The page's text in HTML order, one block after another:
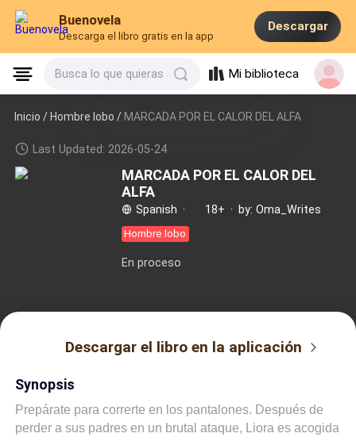
Buenovela
Descarga el libro gratis en la app
Descargar
Busca lo que quieras Mi biblioteca
Inicio /Hombre lobo / MARCADA POR EL CALOR DEL ALFA
Last Updated: 2026-05-24
MARCADA POR EL CALOR DEL
ALFA
Spanish · 18+ · by: Oma_Writes
Hombre lobo
En proceso
Descargar el libro en la aplicación
Synopsis
Prepárate para correrte en los pantalones. Después de
perder a sus padres en un brutal ataque, Liora es acogida